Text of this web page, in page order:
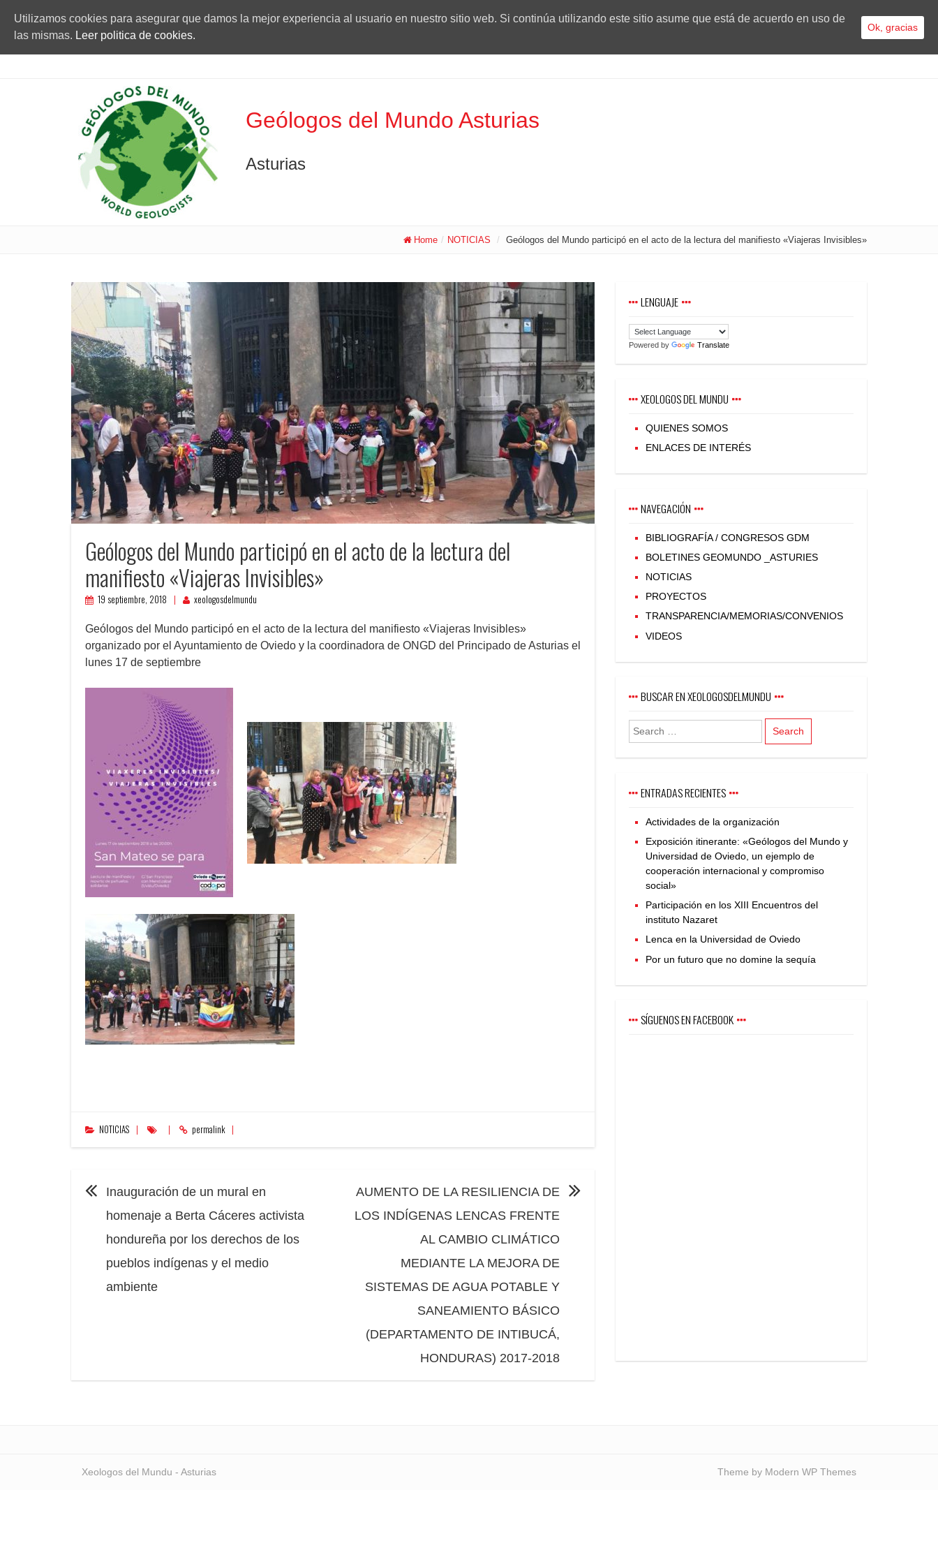
Geólogos del Mundo Asturias
Asturias
Home / NOTICIAS / Geólogos del Mundo participó en el acto de la lectura del manifiesto «Viajeras Invisibles»
Geólogos del Mundo participó en el acto de la lectura del
manifiesto «Viajeras Invisibles»
19 septiembre, 2018 xeologosdelmundu
Geólogos del Mundo participó en el acto de la lectura del manifiesto «Viajeras Invisibles»
organizado por el Ayuntamiento de Oviedo y la coordinadora de ONGD del Principado de Asturias el
lunes 17 de septiembre
NOTICIAS permalink
NAVEGACIÓN
Inauguración de un mural en
homenaje a Berta Cáceres activista
hondureña por los derechos de los
pueblos indígenas y el medio
ambiente
AUMENTO DE LA RESILIENCIA DE
LOS INDÍGENAS LENCAS FRENTE
AL CAMBIO CLIMÁTICO
MEDIANTE LA MEJORA DE
SISTEMAS DE AGUA POTABLE Y
SANEAMIENTO BÁSICO
(DEPARTAMENTO DE INTIBUCÁ,
HONDURAS) 2017-2018
LENGUAJE
Powered by Translate
XEOLOGOS DEL MUNDU
QUIENES SOMOS
ENLACES DE INTERÉS
NAVEGACIÓN
BIBLIOGRAFÍA / CONGRESOS GDM
BOLETINES GEOMUNDO _ASTURIES
NOTICIAS
PROYECTOS
TRANSPARENCIA/MEMORIAS/CONVENIOS
VIDEOS
BUSCAR EN XEOLOGOSDELMUNDU
ENTRADAS RECIENTES
Actividades de la organización
Exposición itinerante: «Geólogos del Mundo y
Universidad de Oviedo, un ejemplo de
cooperación internacional y compromiso
social»
Participación en los XIII Encuentros del
instituto Nazaret
Lenca en la Universidad de Oviedo
Por un futuro que no domine la sequía
SÍGUENOS EN FACEBOOK
Xeologos del Mundu - Asturias Theme by Modern WP Themes
Utilizamos cookies para asegurar que damos la mejor experiencia al usuario en nuestro sitio web. Si continúa utilizando este sitio asume que está de acuerdo en uso de
las mismas. Leer politica de cookies.
Ok, gracias